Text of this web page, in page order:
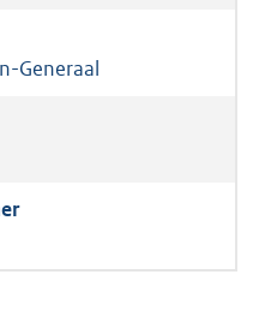
Generaal